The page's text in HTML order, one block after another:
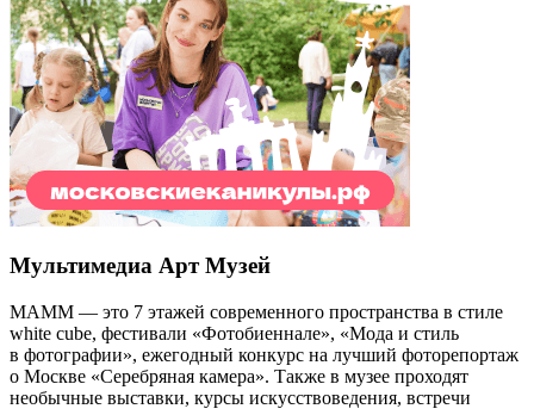
Мультимедиа Арт Музей
МАММ — это 7 этажей современного пространства в стиле
white cube, фестивали «Фотобиеннале», «Мода и стиль
в фотографии», ежегодный конкурс на лучший фоторепортаж
о Москве «Серебряная камера». Также в музее проходят
необычные выставки, курсы искусствоведения, встречи